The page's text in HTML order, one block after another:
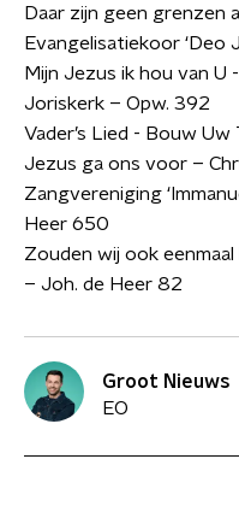
Daar zijn geen grenzen
Evangelisatiekoor ‘Deo
Mijn Jezus ik hou van U
Joriskerk – Opw. 392
Vader’s Lied - Bouw Uw
Jezus ga ons voor –
Zangvereniging
Heer 650
Zouden wij ook
– Joh. de Heer 82
Groot Nieuws
EO